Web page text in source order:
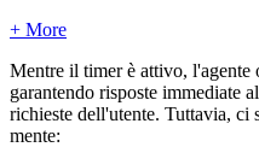
+ More
Mentre il timer è attivo, l'agente
garantendo risposte immediate
richieste dell'utente. Tuttavia, ci
mente: